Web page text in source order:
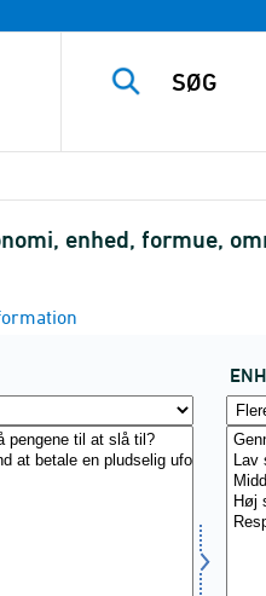
enhed, formue,